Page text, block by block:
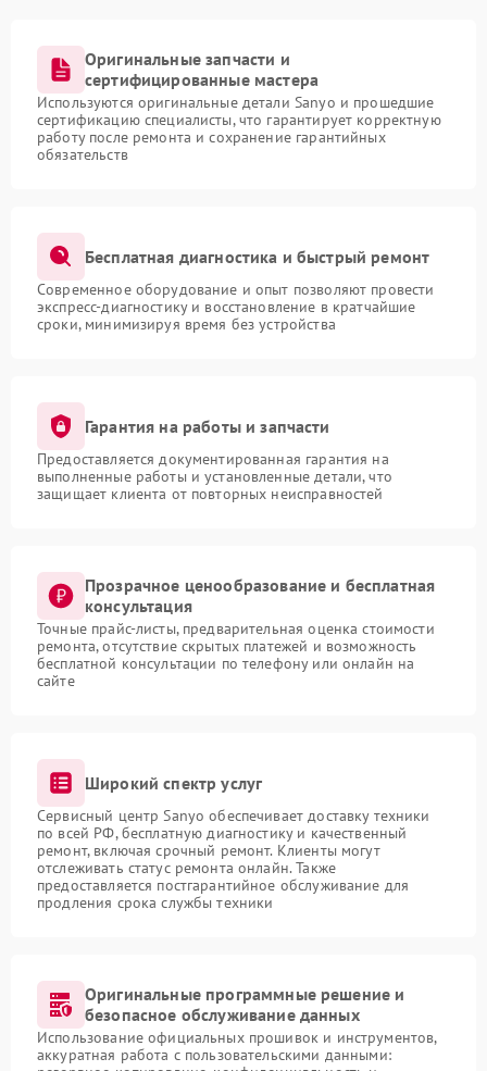
Оригинальные запчасти и
сертифицированные мастера
Используются оригинальные детали Sanyo и прошедшие
сертификацию специалисты, что гарантирует корректную
работу после ремонта и сохранение гарантийных
обязательств
Бесплатная диагностика и быстрый ремонт
Современное оборудование и опыт позволяют провести
экспресс-диагностику и восстановление в кратчайшие
сроки, минимизируя время без устройства
Гарантия на работы и запчасти
Предоставляется документированная гарантия на
выполненные работы и установленные детали, что
защищает клиента от повторных неисправностей
Прозрачное ценообразование и бесплатная
консультация
Точные прайс-листы, предварительная оценка стоимости
ремонта, отсутствие скрытых платежей и возможность
бесплатной консультации по телефону или онлайн на
сайте
Широкий спектр услуг
Сервисный центр Sanyo обеспечивает доставку техники
по всей РФ, бесплатную диагностику и качественный
ремонт, включая срочный ремонт. Клиенты могут
отслеживать статус ремонта онлайн. Также
предоставляется постгарантийное обслуживание для
продления срока службы техники
Оригинальные программные решение и
безопасное обслуживание данных
Использование официальных прошивок и инструментов,
аккуратная работа с пользовательскими данными: